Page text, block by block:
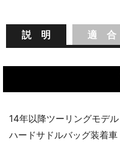
説 明 適 合
14年以降ツーリングモデル
ハードサドルバッグ装着車